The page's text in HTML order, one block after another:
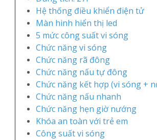
Hệ thống điều khiển điện tử
Màn hinh hiển thị led
5 mức công suất vi sóng
Chức năng vi sóng
Chức năng rã đông
Chức năng nấu tự đông
Chức năng kết hợp (vi sóng +
Chức năng nấu nhanh
Chức năng hẹn giờ nướng
Khóa an toàn với trẻ em
Công suất vi sóng